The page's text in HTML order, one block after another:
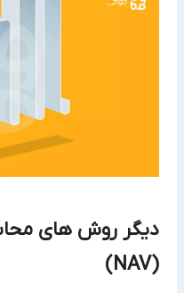
دیگر روش های
(NAV)